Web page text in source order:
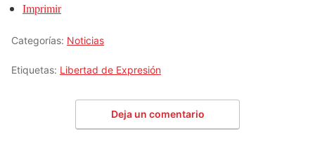
Imprimir
Categorías: Noticias
Etiquetas: Libertad de Expresión
Deja un comentario